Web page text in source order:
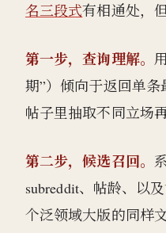
名三段式有相通处，
第一步，查询理解。
期”）倾向于返回单
帖子里抽取不同立场
第二步，候选召回。
subreddit、帖龄、以
个泛领域大版的同样文